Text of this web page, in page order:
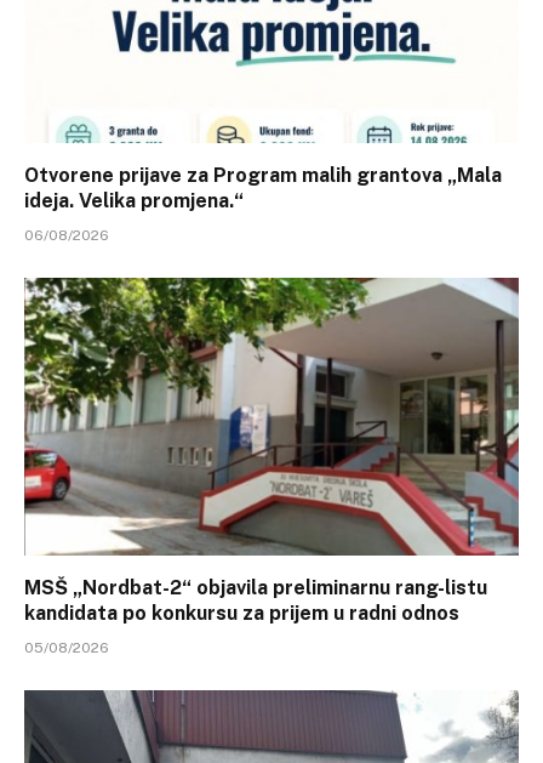
Otvorene prijave za Program malih grantova „Mala
ideja. Velika promjena.“
06/08/2026
MSŠ „Nordbat-2“ objavila preliminarnu rang-listu
kandidata po konkursu za prijem u radni odnos
05/08/2026